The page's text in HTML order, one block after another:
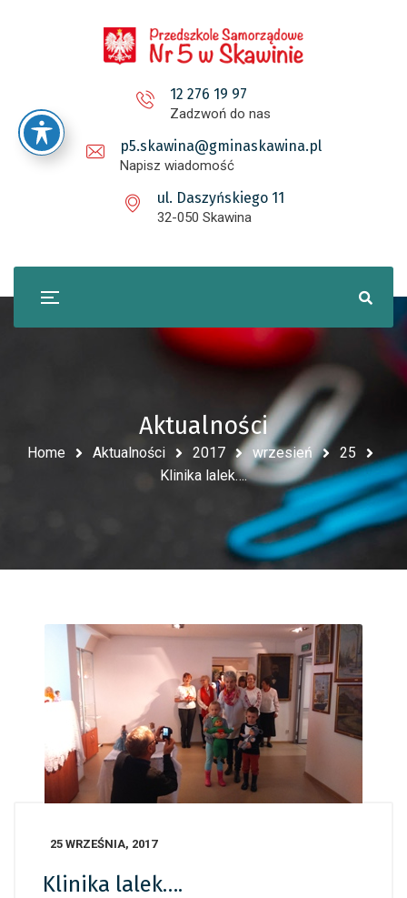
12 276 19 97
Zadzwoń do nas
p5.skawina@gminaskawina.pl
Napisz wiadomość
ul. Daszyńskiego 11
32-050 Skawina
Aktualności
Home Aktualności 2017 wrzesień
25
Klinika lalek….
25 WRZEŚNIA, 2017
Klinika lalek….